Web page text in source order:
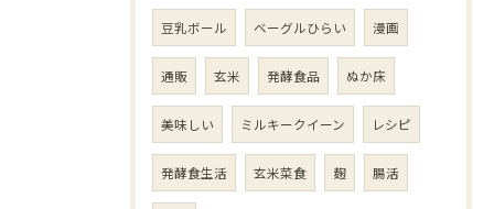
豆乳ボール ベーグルひらい 漫画
通販 玄米 発酵食品 ぬか床
美味しい ミルキークイーン レシピ
発酵食生活 玄米菜食 麹 腸活